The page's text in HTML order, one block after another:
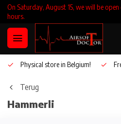
On Saturday, August 15, we will be
hours.
Physical store in Belgium!
Terug
Hammerli